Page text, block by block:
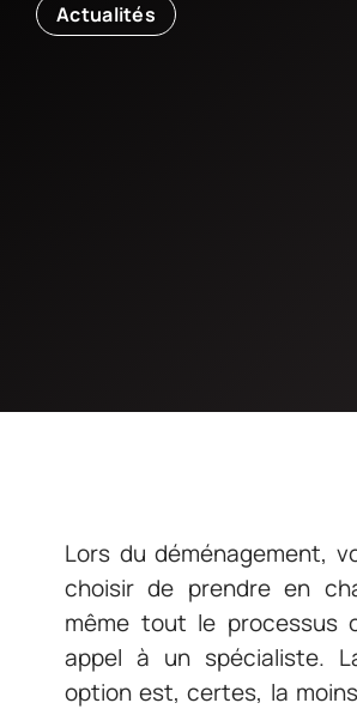
Actualités
Lors du déménagement,
choisir de prendre en
même tout le processus
appel à un spécialiste.
option est, certes, la